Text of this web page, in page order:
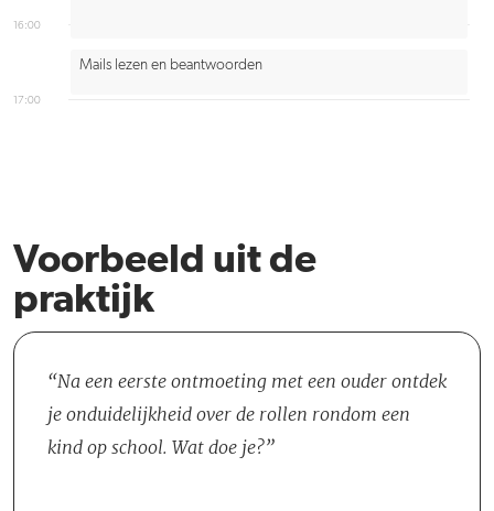
16:00
17:00
Mails lezen en beantwoorden
Voorbeeld uit de
praktijk
Na een eerste ontmoeting met een ouder ontdek
je onduidelijkheid over de rollen rondom een
kind op school. Wat doe je?